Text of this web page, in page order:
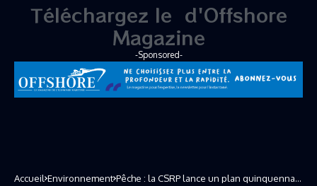
Téléchargez le nouv
d'Offshore Magazine
-Sponsored-
Accueil Environnement Pêche : la CSRP lance un plan quinquennal